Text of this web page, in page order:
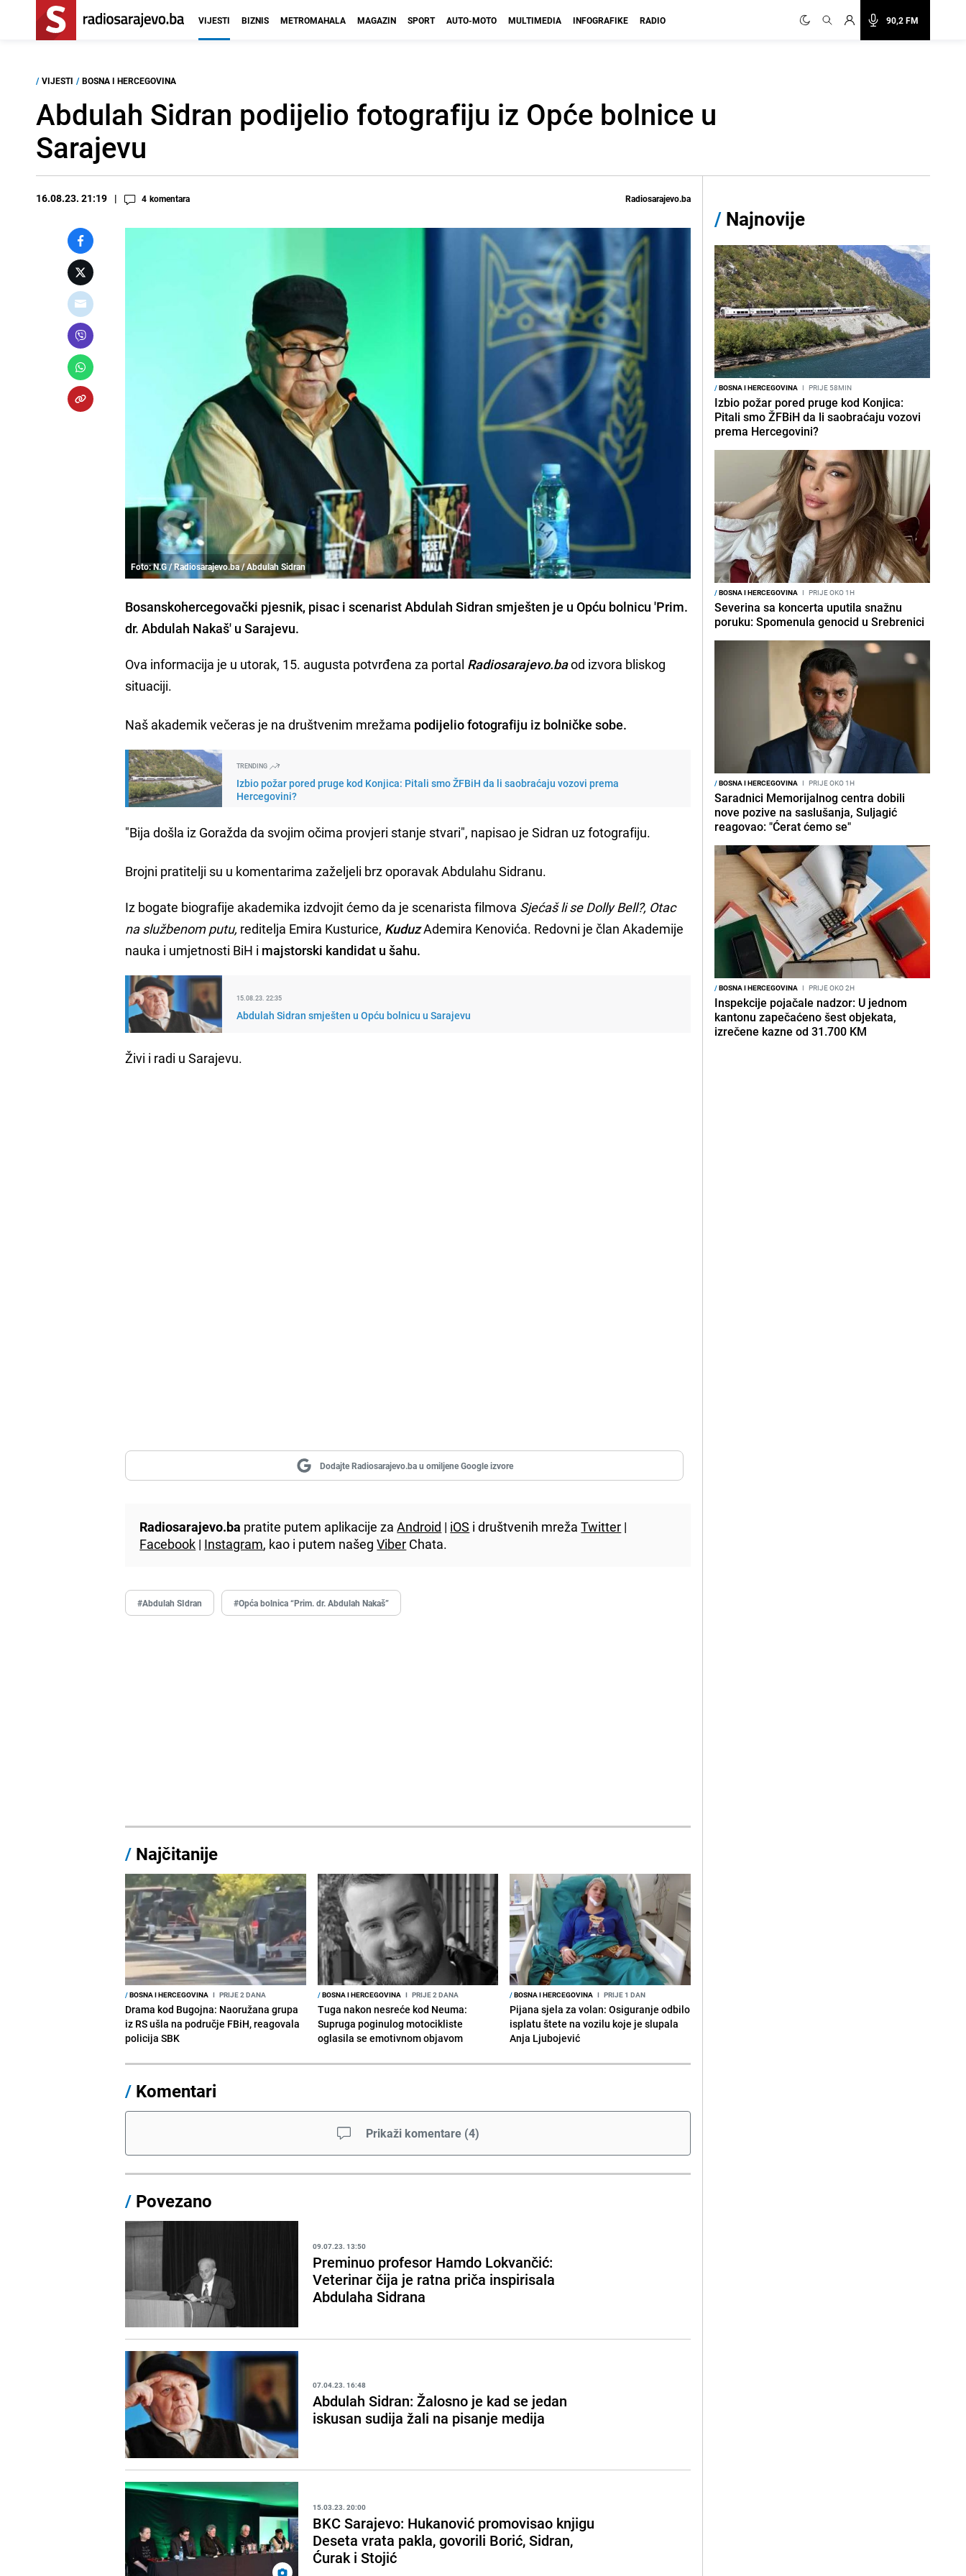
90,2 FM
VIJESTI BIZNIS METROMAHALA MAGAZIN SPORT AUTO-MOTO MULTIMEDIA INFOGRAFIKE RADIO
/ VIJESTI / BOSNA I HERCEGOVINA
Abdulah Sidran podijelio fotografiju iz Opće bolnice u
Sarajevu
16.08.23. 21:19 4 komentara Radiosarajevo.ba
Foto: N.G / Radiosarajevo.ba / Abdulah Sidran
Bosanskohercegovački pjesnik, pisac i scenarist Abdulah Sidran smješten je u Opću bolnicu 'Prim.
dr. Abdulah Nakaš' u Sarajevu.
Ova informacija je u utorak, 15. augusta potvrđena za portal Radiosarajevo.baod izvora bliskog
situaciji.
Naš akademik večeras je na društvenim mrežama podijelio fotografiju iz bolničke sobe.
TRENDING
Izbio požar pored pruge kod Konjica: Pitali smo ŽFBiH da li saobraćaju vozovi prema
Hercegovini?
"Bija došla iz Goražda da svojim očima provjeri stanje stvari", napisao je Sidran uz fotografiju.
Brojni pratitelji su u komentarima zaželjeli brz oporavak Abdulahu Sidranu.
Iz bogate biografije akademika izdvojit ćemo da je scenarista filmova Sjećaš li se Dolly Bell?, Otac
na službenom putu, reditelja Emira Kusturice, KuduzAdemira Kenovića. Redovni je član Akademije
nauka i umjetnosti BiH i majstorski kandidat u šahu.
15.08.23. 22:35
Abdulah Sidran smješten u Opću bolnicu u Sarajevu
Živi i radi u Sarajevu.
Dodajte Radiosarajevo.ba u omiljene Google izvore
Radiosarajevo.ba pratite putem aplikacije zaAndroid | iOS i društvenih mrežaTwitter |
Facebook | Instagram, kao i putem našegViber Chata.
#Abdulah SIdran #Opća bolnica “Prim. dr. Abdulah Nakaš”
/ Najčitanije
/BOSNA I HERCEGOVINA I PRIJE 2 DANA
Drama kod Bugojna: Naoružana grupa
iz RS ušla na područje FBiH, reagovala
policija SBK
/BOSNA I HERCEGOVINA I PRIJE 2 DANA
Tuga nakon nesreće kod Neuma:
Supruga poginulog motocikliste
oglasila se emotivnom objavom
/BOSNA I HERCEGOVINA I PRIJE 1 DAN
Pijana sjela za volan: Osiguranje odbilo
isplatu štete na vozilu koje je slupala
Anja Ljubojević
/ Komentari
Prikaži komentare (4)
/ Povezano
09.07.23. 13:50
Preminuo profesor Hamdo Lokvančić:
Veterinar čija je ratna priča inspirisala
Abdulaha Sidrana
07.04.23. 16:48
Abdulah Sidran: Žalosno je kad se jedan
iskusan sudija žali na pisanje medija
15.03.23. 20:00
BKC Sarajevo: Hukanović promovisao knjigu
Deseta vrata pakla, govorili Borić, Sidran,
Ćurak i Stojić
/ Najnovije
/BOSNA I HERCEGOVINA I PRIJE 58MIN
Izbio požar pored pruge kod Konjica:
Pitali smo ŽFBiH da li saobraćaju vozovi
prema Hercegovini?
/BOSNA I HERCEGOVINA I PRIJE OKO 1H
Severina sa koncerta uputila snažnu
poruku: Spomenula genocid u Srebrenici
/BOSNA I HERCEGOVINA I PRIJE OKO 1H
Saradnici Memorijalnog centra dobili
nove pozive na saslušanja, Suljagić
reagovao: "Ćerat ćemo se"
/BOSNA I HERCEGOVINA I PRIJE OKO 2H
Inspekcije pojačale nadzor: U jednom
kantonu zapečaćeno šest objekata,
izrečene kazne od 31.700 KM